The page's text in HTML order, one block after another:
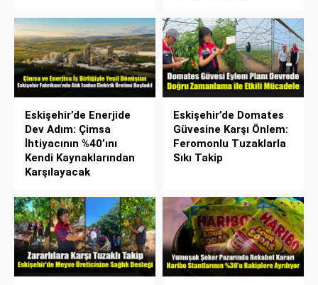
Eskişehir’de Enerjide
Dev Adım: Çimsa
İhtiyacının %40’ını
Kendi Kaynaklarından
Karşılayacak
Eskişehir’de Domates
Güvesine Karşı Önlem:
Feromonlu Tuzaklarla
Sıkı Takip